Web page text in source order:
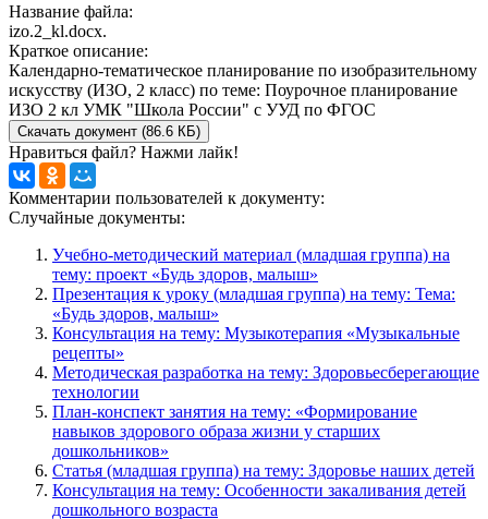
Название файла:
izo.2_kl.docx.
Краткое описание:
Календарно-тематическое планирование по изобразительному
искусству (ИЗО, 2 класс) по теме: Поурочное планирование
ИЗО 2 кл УМК "Школа России" с УУД по ФГОС
Скачать документ (86.6 КБ)
Нравиться файл? Нажми лайк!
Комментарии пользователей к документу:
Случайные документы:
Учебно-методический материал (младшая группа) на
тему: проект «Будь здоров, малыш»
Презентация к уроку (младшая группа) на тему: Тема:
«Будь здоров, малыш»
Консультация на тему: Музыкотерапия «Музыкальные
рецепты»
Методическая разработка на тему: Здоровьесберегающие
технологии
План-конспект занятия на тему: «Формирование
навыков здорового образа жизни у старших
дошкольников»
Статья (младшая группа) на тему: Здоровье наших детей
Консультация на тему: Особенности закаливания детей
дошкольного возраста